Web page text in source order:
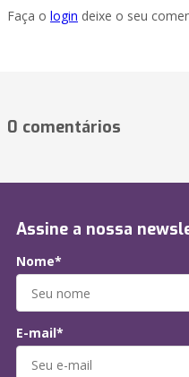
Faça o login deixe o seu
0 comentários
Assine a nossa
Nome*
E-mail*